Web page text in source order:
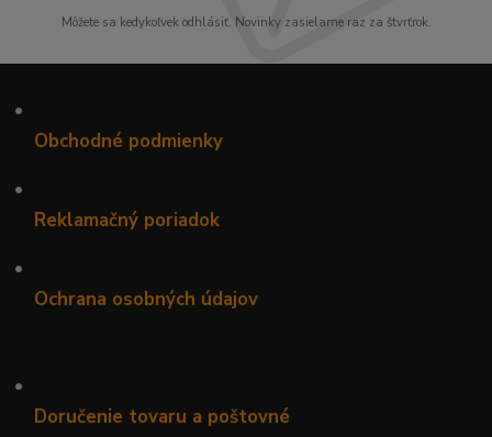
Môžete sa kedykoľvek odhlásiť. Novinky zasielame raz za štvrťrok.
•
Obchodné podmienky
•
Reklamačný poriadok
•
Ochrana osobných údajov
•
Doručenie tovaru a poštovné